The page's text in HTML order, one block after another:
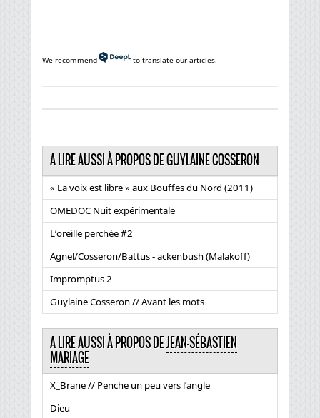
We recommend to translate our articles.
A LIRE AUSSI À PROPOS DEGUYLAINE COSSERON
« La voix est libre » aux Bouffes du Nord (2011)
OMEDOC Nuit expérimentale
L’oreille perchée #2
Agnel/Cosseron/Battus - ackenbush (Malakoff)
Impromptus 2
Guylaine Cosseron // Avant les mots
A LIRE AUSSI À PROPOS DEJEAN-SÉBASTIEN
MARIAGE
X_Brane // Penche un peu vers l’angle
Dieu